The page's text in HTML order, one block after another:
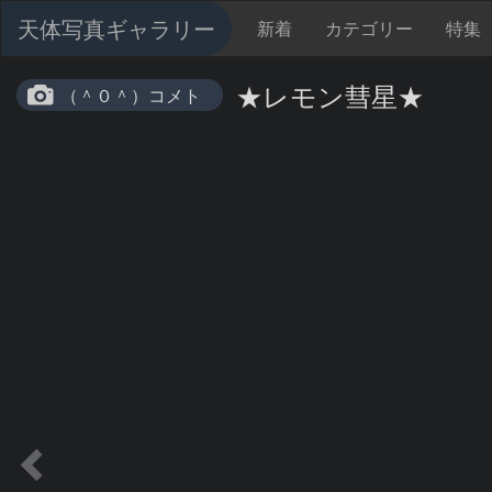
天体写真ギャラリー 新着 カテゴリー 特集
（＾０＾）コメト ★レモン彗星★